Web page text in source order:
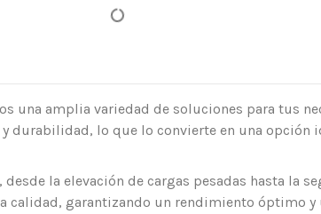
una amplia variedad de soluciones para tus
durabilidad, lo que lo convierte en una opción
la elevación de cargas pesadas hasta la
calidad, garantizando un rendimiento óptimo